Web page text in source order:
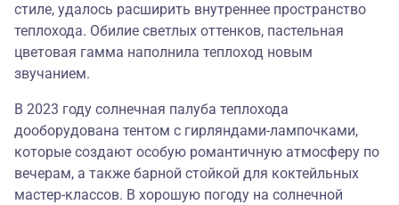
стиле, удалось расширить внутреннее пространство
теплохода. Обилие светлых оттенков, пастельная
цветовая гамма наполнила теплоход новым
звучанием.
В 2023 году солнечная палуба теплохода
дооборудована тентом с гирляндами-лампочками,
которые создают особую романтичную атмосферу по
вечерам, а также барной стойкой для коктейльных
мастер-классов. В хорошую погоду на солнечной